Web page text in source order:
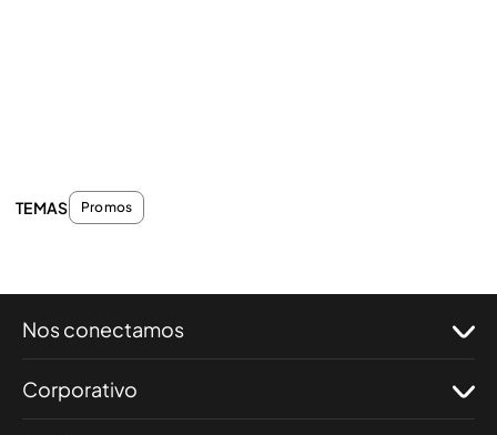
TEMAS Promos
Nos conectamos
Corporativo